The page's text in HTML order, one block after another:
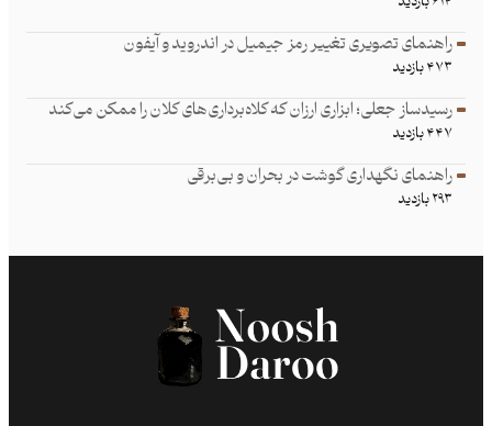
راهنمای تصویری تغییر رمز جیمیل در اندروید و آیفون
۴۷۳ بازدید
رسیدساز جعلی؛ ابزاری ارزان که کلاه‌برداری‌های کلان را ممکن می‌کند
۴۴۷ بازدید
راهنمای نگهداری گوشت در بحران و بی‌برقی
۲۹۳ بازدید